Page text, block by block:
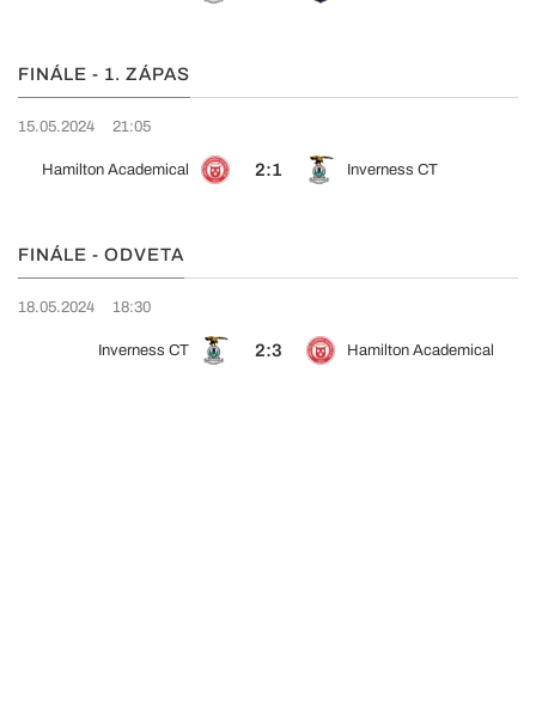
FINÁLE - 1. ZÁPAS
15.05.2024 21:05
Hamilton Academical 2:1 Inverness CT
FINÁLE - ODVETA
18.05.2024 18:30
Inverness CT 2:3 Hamilton Academical